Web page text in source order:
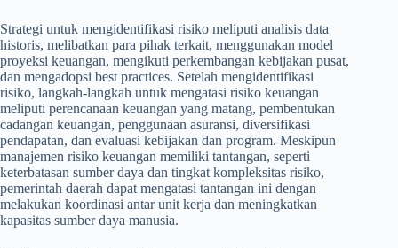
Strategi untuk mengidentifikasi risiko meliputi analisis data
historis, melibatkan para pihak terkait, menggunakan model
proyeksi keuangan, mengikuti perkembangan kebijakan pusat,
dan mengadopsi best practices. Setelah mengidentifikasi
risiko, langkah-langkah untuk mengatasi risiko keuangan
meliputi perencanaan keuangan yang matang, pembentukan
cadangan keuangan, penggunaan asuransi, diversifikasi
pendapatan, dan evaluasi kebijakan dan program. Meskipun
manajemen risiko keuangan memiliki tantangan, seperti
keterbatasan sumber daya dan tingkat kompleksitas risiko,
pemerintah daerah dapat mengatasi tantangan ini dengan
melakukan koordinasi antar unit kerja dan meningkatkan
kapasitas sumber daya manusia.